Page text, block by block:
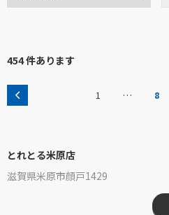
454 件あります
1 … 8
とれとる米原店
滋賀県米原市顔戸1429